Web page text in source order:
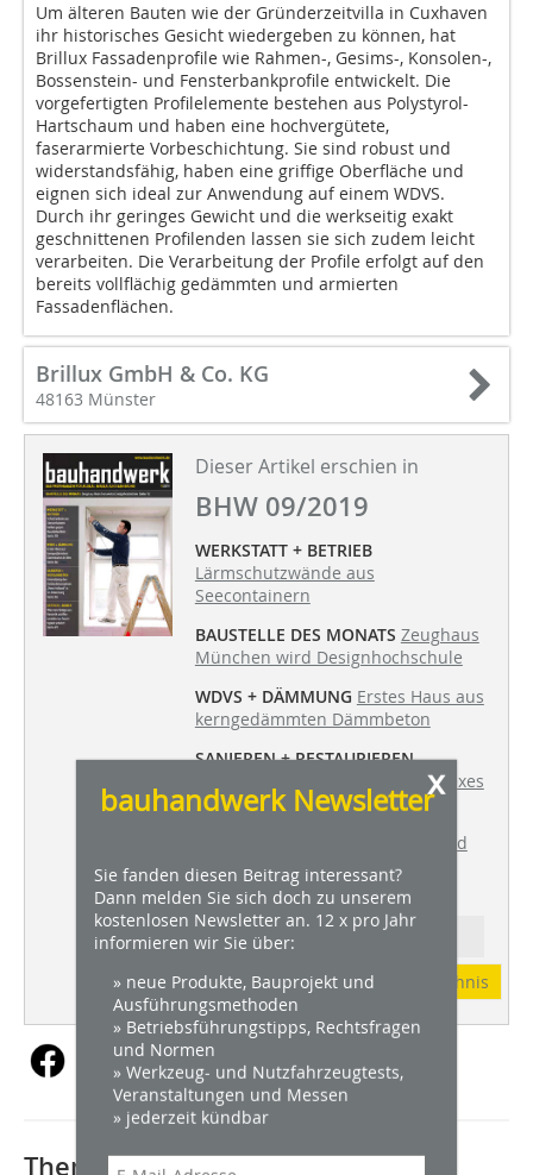
Um älteren Bauten wie der Gründerzeitvilla in Cuxhaven
ihr historisches Gesicht wiedergeben zu können, hat
Brillux Fassadenprofile wie Rahmen-, Gesims-, Konsolen-,
Bossenstein- und Fensterbankprofile entwickelt. Die
vorgefertigten Profilelemente bestehen aus Polystyrol-
Hartschaum und haben eine hochvergütete,
faserarmierte Vorbeschichtung. Sie sind robust und
widerstandsfähig, haben eine griffige Oberfläche und
eignen sich ideal zur Anwendung auf einem WDVS.
Durch ihr geringes Gewicht und die werkseitig exakt
geschnittenen Profilenden lassen sie sich zudem leicht
verarbeiten. Die Verarbeitung der Profile erfolgt auf den
bereits vollflächig gedämmten und armierten
Fassadenflächen.
Brillux GmbH & Co. KG
48163 Münster
Dieser Artikel erschien in
BHW 09/2019
WERKSTATT + BETRIEB
Lärmschutzwände aus
Seecontainern
BAUSTELLE DES MONATS Zeughaus
München wird Designhochschule
WDVS + DÄMMUNG Erstes Haus aus
kerngedämmten Dämmbeton
SANIEREN + RESTAURIEREN
Umnutzung des Gebäudekomplexes
"New Holland" in St. Petersburg
Naturstein und
Keramikbeläge vor Feuchtigkeit
schützen
Ressort: SANIEREN + RESTAURIEREN
Abonnement Inhaltsverzeichnis
x
bauhandwerk Newsletter
Sie fanden diesen Beitrag interessant?
Dann melden Sie sich doch zu unserem
kostenlosen Newsletter an. 12 x pro Jahr
informieren wir Sie über:
» neue Produkte, Bauprojekt und
Ausführungsmethoden
» Betriebsführungstipps, Rechtsfragen
und Normen
» Werkzeug- und Nutzfahrzeugtests,
Veranstaltungen und Messen
» jederzeit kündbar
Thematisch passende Artikel: